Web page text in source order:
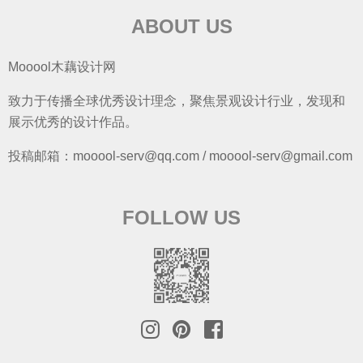
ABOUT US
Mooool木藕设计网
致力于传播全球优秀设计理念，聚焦景观设计行业，发现和
展示优秀的设计作品。
投稿邮箱：mooool-serv@qq.com / mooool-serv@gmail.com
FOLLOW US